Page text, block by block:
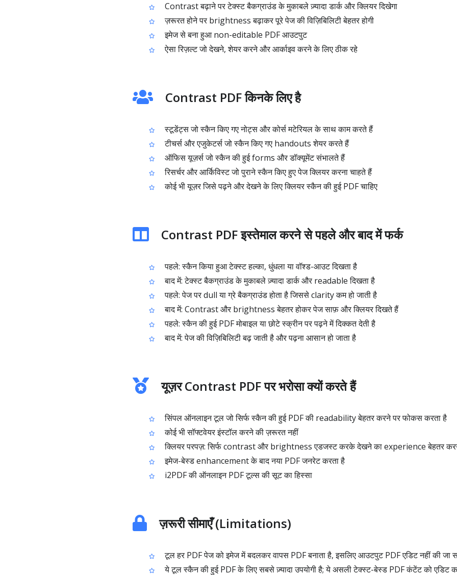
Contrast बढ़ाने पर टेक्स्ट बैकग्राउंड के मुकाबले ज़्यादा डार्क और क्लियर दिखेगा
ज़रूरत होने पर brightness बढ़ाकर पूरे पेज की विज़िबिलिटी बेहतर होगी
इमेज से बना हुआ non-editable PDF आउटपुट
ऐसा रिज़ल्ट जो देखने, शेयर करने और आर्काइव करने के लिए ठीक रहे
Contrast PDF किनके लिए है
स्टूडेंट्स जो स्कैन किए गए नोट्स और कोर्स मटेरियल के साथ काम करते हैं
टीचर्स और एजुकेटर्स जो स्कैन किए गए handouts शेयर करते हैं
ऑफिस यूज़र्स जो स्कैन की हुई forms और डॉक्यूमेंट संभालते हैं
रिसर्चर और आर्किविस्ट जो पुराने स्कैन किए हुए पेज क्लियर करना चाहते हैं
कोई भी यूज़र जिसे पढ़ने और देखने के लिए क्लियर स्कैन की हुई PDF चाहिए
Contrast PDF इस्तेमाल करने से पहले और बाद में फर्क
पहले: स्कैन किया हुआ टेक्स्ट हल्का, धुंधला या वॉश्ड-आउट दिखता है
बाद में: टेक्स्ट बैकग्राउंड के मुकाबले ज़्यादा डार्क और readable दिखता है
पहले: पेज पर dull या ग्रे बैकग्राउंड होता है जिससे clarity कम हो जाती है
बाद में: Contrast और brightness बेहतर होकर पेज साफ़ और क्लियर दिखते हैं
पहले: स्कैन की हुई PDF मोबाइल या छोटे स्क्रीन पर पढ़ने में दिक्कत देती है
बाद में: पेज की विज़िबिलिटी बढ़ जाती है और पढ़ना आसान हो जाता है
यूज़र Contrast PDF पर भरोसा क्यों करते हैं
सिंपल ऑनलाइन टूल जो सिर्फ स्कैन की हुई PDF की readability बेहतर करने पर फोकस करता है
कोई भी सॉफ्टवेयर इंस्टॉल करने की ज़रूरत नहीं
क्लियर परपज़: सिर्फ contrast और brightness एडजस्ट करके देखने का experience बेहतर
इमेज-बेस्ड enhancement के बाद नया PDF जनरेट करता है
i2PDF की ऑनलाइन PDF टूल्स की सूट का हिस्सा
ज़रूरी सीमाएँ (Limitations)
टूल हर PDF पेज को इमेज में बदलकर वापस PDF बनाता है, इसलिए आउटपुट PDF एडिट नहीं की जा
ये टूल स्कैन की हुई PDF के लिए सबसे ज़्यादा उपयोगी है; ये असली टेक्स्ट-बेस्ड PDF कंटेंट को एडिट